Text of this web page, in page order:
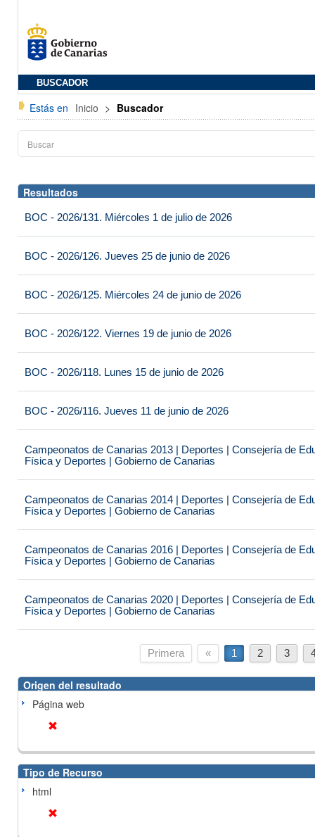
BUSCADOR
Estás en Inicio > Buscador
Resultados
BOC - 2026/131. Miércoles 1 de julio de 2026
BOC - 2026/126. Jueves 25 de junio de 2026
BOC - 2026/125. Miércoles 24 de junio de 2026
BOC - 2026/122. Viernes 19 de junio de 2026
BOC - 2026/118. Lunes 15 de junio de 2026
BOC - 2026/116. Jueves 11 de junio de 2026
Campeonatos de Canarias 2013 | Deportes | Consejería de
Física y Deportes | Gobierno de Canarias
Campeonatos de Canarias 2014 | Deportes | Consejería de
Física y Deportes | Gobierno de Canarias
Campeonatos de Canarias 2016 | Deportes | Consejería de
Física y Deportes | Gobierno de Canarias
Campeonatos de Canarias 2020 | Deportes | Consejería de
Física y Deportes | Gobierno de Canarias
Primera « 1 2 3
Origen del resultado
Página web
Tipo de Recurso
html